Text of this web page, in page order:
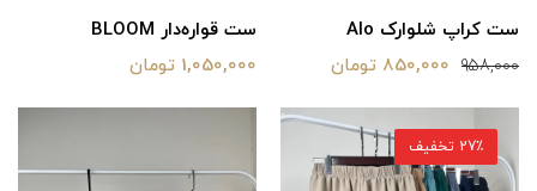
ست کراپ شلوارک Alo
958,000 850,000 تومان
ست قواره‌دار BLOOM
1,050,000 تومان
27٪ تخفیف